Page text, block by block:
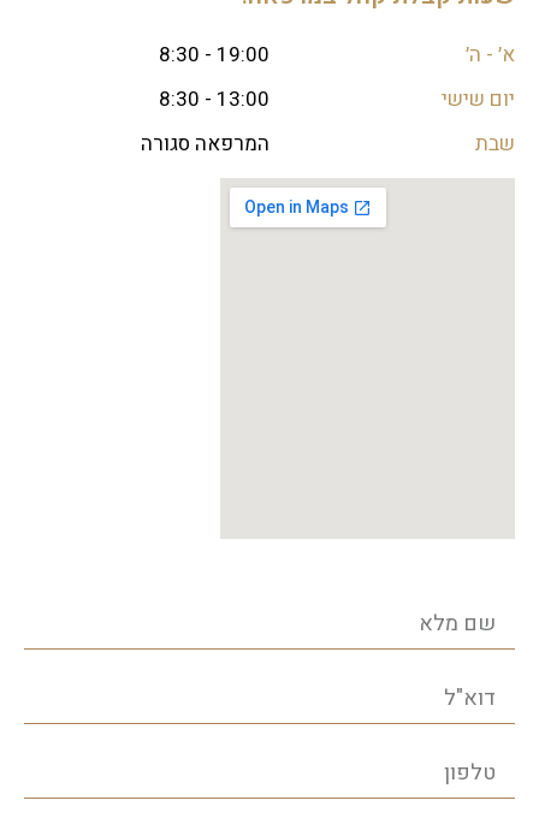
א׳ - ה׳
19:00 - 8:30
יום שישי
13:00 - 8:30
שבת
המרפאה סגורה